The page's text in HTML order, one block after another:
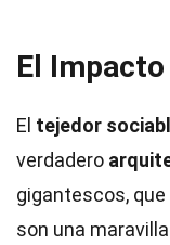
El
El tejedor
verdadero
gigantescos,
son una